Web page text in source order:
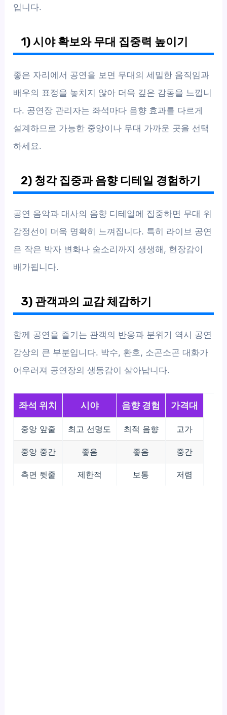
입니다.
1) 시야 확보와 무대 집중력 높이기
좋은 자리에서 공연을 보면 무대의 세밀한 움직임과
배우의 표정을 놓치지 않아 더욱 깊은 감동을 느낍니
다. 공연장 관리자는 좌석마다 음향 효과를 다르게
설계하므로 가능한 중앙이나 무대 가까운 곳을 선택
하세요.
2) 청각 집중과 음향 디테일 경험하기
공연 음악과 대사의 음향 디테일에 집중하면 무대 위
감정선이 더욱 명확히 느껴집니다. 특히 라이브 공연
은 작은 박자 변화나 숨소리까지 생생해, 현장감이
배가됩니다.
3) 관객과의 교감 체감하기
함께 공연을 즐기는 관객의 반응과 분위기 역시 공연
감상의 큰 부분입니다. 박수, 환호, 소곤소곤 대화가
어우러져 공연장의 생동감이 살아납니다.
좌석 위치 시야 음향 경험 가격대
중앙 앞줄 최고 선명도 최적 음향 고가
중앙 중간 좋음 좋음 중간
측면 뒷줄 제한적 보통 저렴